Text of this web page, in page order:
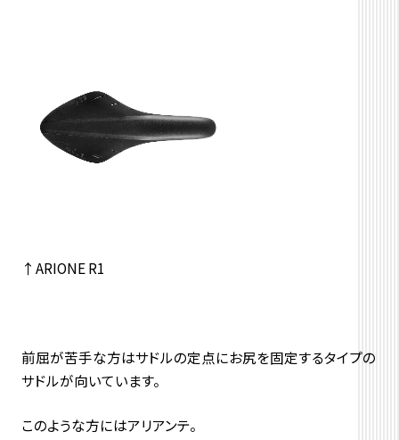
↑ARIONE R1
前屈が苦手な方はサドルの定点にお尻を固定するタイプの
サドルが向いています。
このような方にはアリアンテ。